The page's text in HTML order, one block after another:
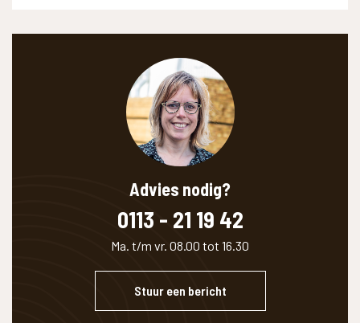
Advies nodig?
0113 - 21 19 42
Ma. t/m vr. 08.00 tot 16.30
Stuur een bericht